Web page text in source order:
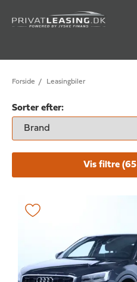
Forside / Leasingbiler
Sorter efter:
Vis filtre (65